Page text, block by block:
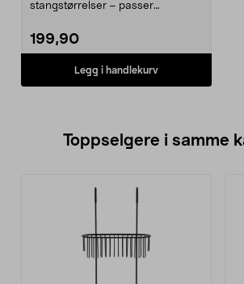
stangstørrelser – passer
199,90
Legg i handlekurv
Toppselgere i samme